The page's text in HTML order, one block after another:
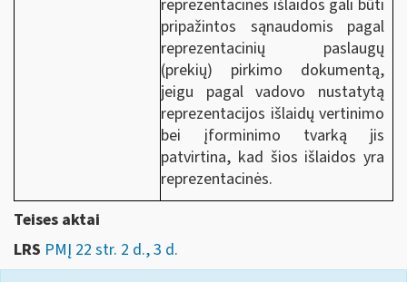
reprezentacinės išlaidos gali būti
pripažintos sąnaudomis pagal
reprezentacinių paslaugų
(prekių) pirkimo dokumentą,
jeigu pagal vadovo nustatytą
reprezentacijos išlaidų vertinimo
bei įforminimo tvarką jis
patvirtina, kad šios išlaidos yra
reprezentacinės.
Teises aktai
LRS PMĮ 22 str. 2 d., 3 d.